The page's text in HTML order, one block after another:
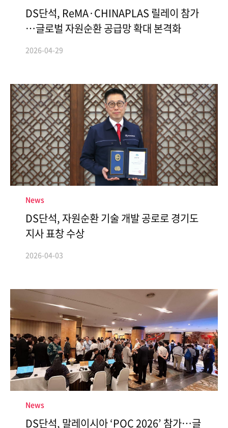
DS단석, ReMA·CHINAPLAS 릴레이 참가
…글로벌 자원순환 공급망 확대 본격화
2026-04-29
News
DS단석, 자원순환 기술 개발 공로로 경기도
지사 표창 수상
2026-04-03
News
DS단석, 말레이시아 ‘POC 2026’ 참가…글